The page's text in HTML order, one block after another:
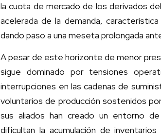
la cuota de mercado de los derivados
acelerada de la demanda,
dando paso a una meseta prolongada
A pesar de este horizonte de menor
sigue dominado por tensiones
interrupciones en las cadenas de
voluntarios de producción sostenidos
sus aliados han creado un entorno
dificultan la acumulación de